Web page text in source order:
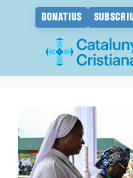
DONATIUS